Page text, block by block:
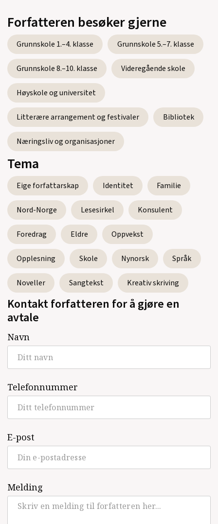
Forfatteren besøker gjerne
Grunnskole 1.–4. klasse Grunnskole 5.–7. klasse
Grunnskole 8.–10. klasse Videregående skole
Høyskole og universitet
Litterære arrangement og festivaler Bibliotek
Næringsliv og organisasjoner
Tema
Eige forfattarskap Identitet Familie
Nord-Norge Lesesirkel Konsulent
Foredrag Eldre Oppvekst
Opplesning Skole Nynorsk Språk
Noveller Sangtekst Kreativ skriving
Kontakt forfatteren for å gjøre en
avtale
Navn
Telefonnummer
E-post
Melding